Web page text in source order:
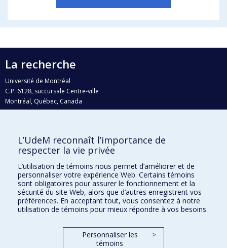
La recherche
Université de Montréal
C.P. 6128, succursale Centre-ville
Montréal, Québec, Canada
H3C 3J7
Qui fait quoi?
Nous trouver
Plan du site
Accessibilité
L’UdeM reconnaît l’importance de
respecter la vie privée
L’utilisation de témoins nous permet d’améliorer et de
personnaliser votre expérience Web. Certains témoins
sont obligatoires pour assurer le fonctionnement et la
sécurité du site Web, alors que d’autres enregistrent vos
préférences. En acceptant tout, vous consentez à notre
utilisation de témoins pour mieux répondre à vos besoins.
Personnaliser les
témoins
>